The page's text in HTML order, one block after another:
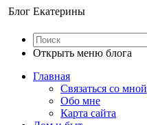
Блог Екатерины
Открыть меню блога
Главная
Связаться со мной
Обо мне
Карта сайта